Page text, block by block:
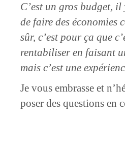
C’est un gros budget,
de faire des économies
sûr, c’est pour ça que
rentabiliser en faisant
mais c’est une
Je vous embrasse et
poser des questions en